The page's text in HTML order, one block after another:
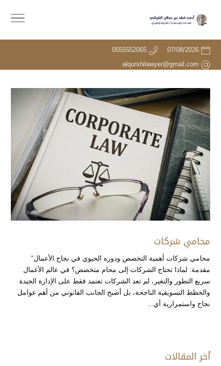
07/08/2026
0555552065
alqurshilawyer@gmail.com
محامي شركات
محامي شركات أهمية التخصص ودوره الحيوي في نجاح الأعمال”
مقدمة: لماذا تحتاج الشركات إلى محام متخصص؟ في عالم الأعمال
سريع التطور والتغير، لم تعد الشركات تعتمد فقط على الإدارة الجيدة
والخطط التسويقية الناجحة، بل أصبح الجانب القانوني من أهم عوامل
نجاح واستمرارية أي...
أخر المقالات